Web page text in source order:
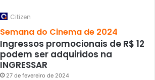
Citizen
Semana do Cinema de 2024
Ingressos promocionais de R$ 12
podem ser adquiridos na
INGRESSAR
27 de fevereiro de 2024